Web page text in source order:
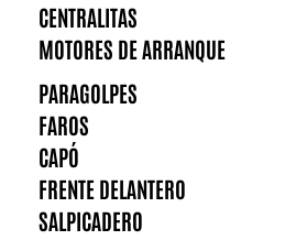
CENTRALITAS
MOTORES DE ARRANQUE
PARAGOLPES
FAROS
CAPÓ
FRENTE DELANTERO
SALPICADERO